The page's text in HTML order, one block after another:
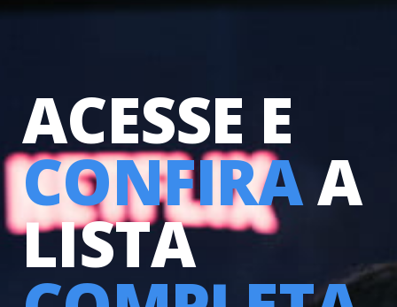
ACESSE E
CONFIRA A
LISTA